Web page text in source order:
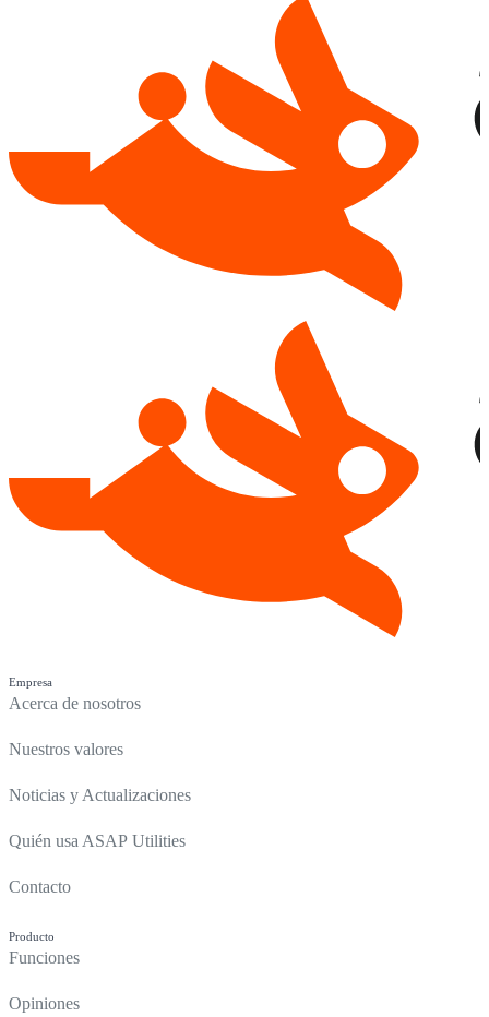
Empresa
Acerca de nosotros
Nuestros valores
Noticias y Actualizaciones
Quién usa ASAP Utilities
Contacto
Producto
Funciones
Opiniones